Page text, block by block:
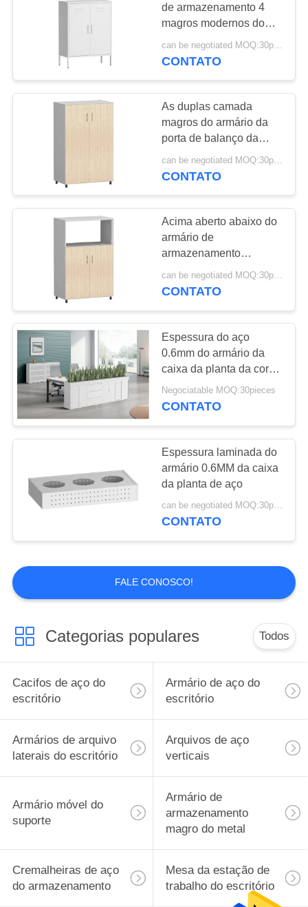
de armazenamento 4
magros modernos do
metal da porta de
balanço do estilo
CONTATO
As duplas camada
magros do armário da
porta de balanço da
borda 5mm chapeiam o
armário de aço do
CONTATO
Acima aberto abaixo do
armário de
armazenamento
modular da porta de
balanço com duplas
can be negotiated MOQ:30pcs
CONTATO
Espessura do aço
0.6mm do armário da
caixa da planta da cor
de RAL
Negociatable MOQ:30pieces
CONTATO
Espessura laminada do
armário 0.6MM da caixa
da planta de aço
can be negotiated MOQ:30pcs
CONTATO
FALE CONOSCO!
Categorias populares Todos
Cacifos de aço do
escritório
Armário de aço do
escritório
Armários de arquivo
laterais do escritório
Arquivos de aço
verticais
Armário móvel do
suporte
Armário de
armazenamento
magro do metal
Cremalheiras de aço
do armazenamento
Mesa da estação de
trabalho do escritório